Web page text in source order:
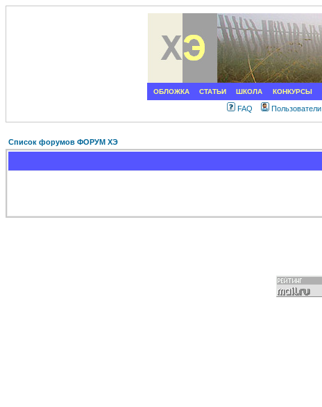
ОБЛОЖКА СТАТЬИ ШКОЛА КОНКУРСЫ
FAQ Пользователи
Список форумов ФОРУМ ХЭ